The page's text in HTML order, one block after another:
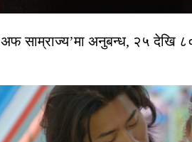
साम्राज्य’मा अनुबन्ध, २५ देखि